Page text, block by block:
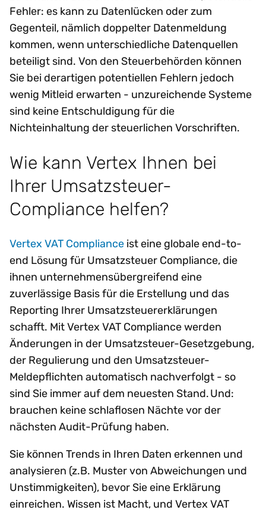
Fehler: es kann zu Datenlücken oder zum
Gegenteil, nämlich doppelter Datenmeldung
kommen, wenn unterschiedliche Datenquellen
beteiligt sind. Von den Steuerbehörden können
Sie bei derartigen potentiellen Fehlern jedoch
wenig Mitleid erwarten - unzureichende Systeme
sind keine Entschuldigung für die
Nichteinhaltung der steuerlichen Vorschriften.
Wie kann Vertex Ihnen bei
Ihrer Umsatzsteuer-
Compliance helfen?
Vertex VAT Compliance ist eine globale end-to-
end Lösung für Umsatzsteuer Compliance, die
ihnen unternehmensübergreifend eine
zuverlässige Basis für die Erstellung und das
Reporting Ihrer Umsatzsteuererklärungen
schafft. Mit Vertex VAT Compliance werden
Änderungen in der Umsatzsteuer-Gesetzgebung,
der Regulierung und den Umsatzsteuer-
Meldepflichten automatisch nachverfolgt - so
sind Sie immer auf dem neuesten Stand. Und:
brauchen keine schlaflosen Nächte vor der
nächsten Audit-Prüfung haben.
Sie können Trends in Ihren Daten erkennen und
analysieren (z.B. Muster von Abweichungen und
Unstimmigkeiten), bevor Sie eine Erklärung
einreichen. Wissen ist Macht, und Vertex VAT